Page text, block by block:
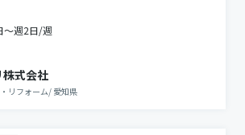
〜週2日/週
式会社
リフォーム/ 愛知県